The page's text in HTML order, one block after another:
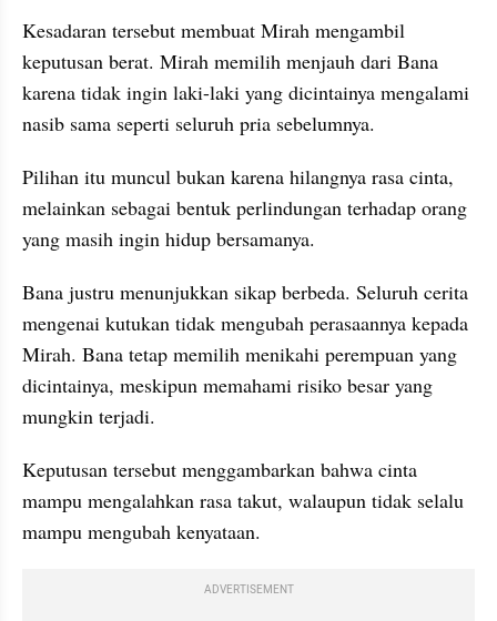
Kesadaran tersebut membuat Mirah mengambil
keputusan berat. Mirah memilih menjauh dari Bana
karena tidak ingin laki-laki yang dicintainya mengalami
nasib sama seperti seluruh pria sebelumnya.
Pilihan itu muncul bukan karena hilangnya rasa cinta,
melainkan sebagai bentuk perlindungan terhadap orang
yang masih ingin hidup bersamanya.
Bana justru menunjukkan sikap berbeda. Seluruh cerita
mengenai kutukan tidak mengubah perasaannya kepada
Mirah. Bana tetap memilih menikahi perempuan yang
dicintainya, meskipun memahami risiko besar yang
mungkin terjadi.
Keputusan tersebut menggambarkan bahwa cinta
mampu mengalahkan rasa takut, walaupun tidak selalu
mampu mengubah kenyataan.
ADVERTISEMENT